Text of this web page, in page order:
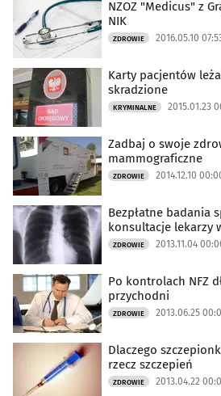
NZOZ "Medicus" z
NIK
ZDROWIE 2016.05.10
Karty pacjentów
skradzione
KRYMINALNE 2015.01.23
Zadbaj o swoje
mammograficzne
ZDROWIE 2014.12.10
Bezpłatne badania
konsultacje lekarzy
ZDROWIE 2013.11.04
Po kontrolach NFZ
przychodni
ZDROWIE 2013.06.25
Dlaczego
rzecz szczepień
ZDROWIE 2013.04.22